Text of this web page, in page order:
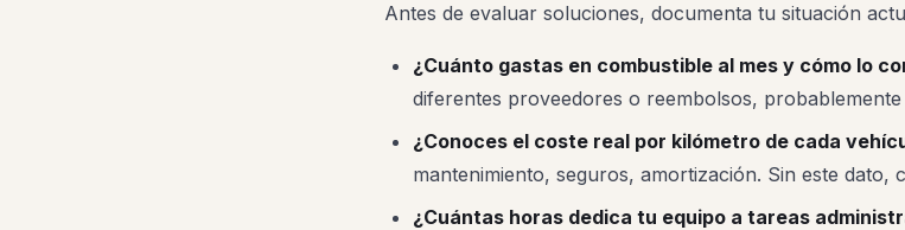
Antes de evaluar soluciones, documenta tu situación
¿Cuánto gastas en combustible al mes y cómo lo
diferentes proveedores o reembolsos,
¿Conoces el coste real por kilómetro de cada
mantenimiento, seguros, amortización. Sin este dato,
¿Cuántas horas dedica tu equipo a tareas